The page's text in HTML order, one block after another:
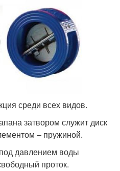
среди всех видов.
затвором служит диск
– пружиной.
давлением воды
проток.